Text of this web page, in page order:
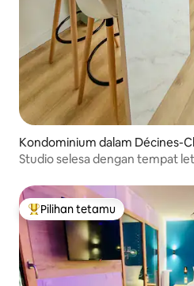
Kondominium dalam Décines-
Studio selesa dengan tempat
Pilihan utama tetamu
Pilihan tetamu